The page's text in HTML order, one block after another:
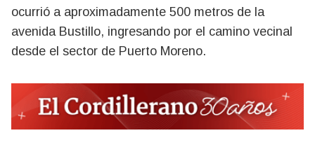
ocurrió a aproximadamente 500 metros de la
avenida Bustillo, ingresando por el camino vecinal
desde el sector de Puerto Moreno.